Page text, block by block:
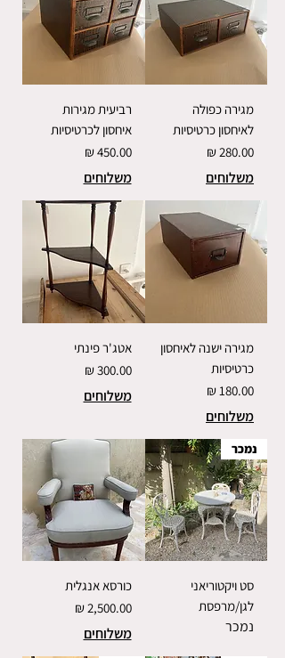
מגירה כפולה
לאיחסון כרטיסיות
מחיר
משלוחים
רביעית מגירות
איחסון לכרטיסיות
מחיר‏450.00 ‏₪
משלוחים
מגירה ישנה לאיחסון
כרטיסיות
מחיר
משלוחים
אטג'ר פינתי
מחיר‏300.00 ‏₪
משלוחים
נמכר
סט ויקטוריאני
לגן/מרפסת
נמכר
כורסא אנגלית
מחיר‏2,500.00 ‏₪
משלוחים